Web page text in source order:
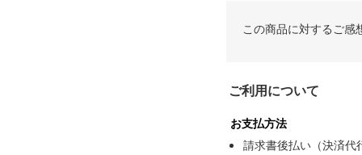
この商品に対するご感
ご利用について
お支払方法
請求書後払い（決済代